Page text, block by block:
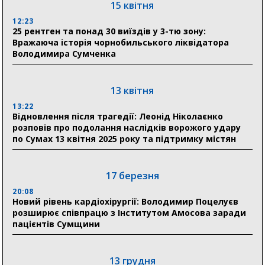
03 серпня
18:54
Романько розширює програму відпочинку дітей із
прифронтової Сумщини: перша група оздоровилася
в Австрії
Ніколаєнко: у Сумах погодили 115 компенсацій на
31 липня
21:01
Сумщини пояснив, як отримати допомогу на зиму
17:52
«Укрексімбанк» припиняє виплату пенсій: у
Пенсійному фонді Сумщини пояснили, що робити
людям
15 квітня
12:23
25 рентген та понад 30 виїздів у 3-тю зону:
Вражаюча історія чорнобильського ліквідатора
Володимира Сумченка
13 квітня
13:22
Відновлення після трагедії: Леонід Ніколаєнко
розповів про подолання наслідків ворожого удару
по Сумах 13 квітня 2025 року та підтримку містян
17 березня
20:08
Новий рівень кардіохірургії: Володимир Поцелуєв
розширює співпрацю з Інститутом Амосова заради
пацієнтів Сумщини
13 грудня